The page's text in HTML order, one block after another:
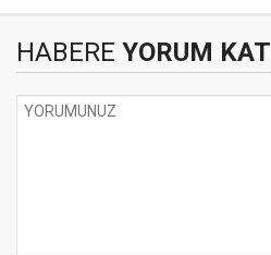
HABERE YORUM KAT